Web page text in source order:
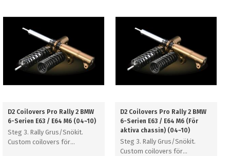
D2 Coilovers Pro Rally 2 BMW
6-Serien E63 / E64 M6 (04~10)
Steg 3. Rally Grus/Snökit.
Custom coilovers för
D2 Coilovers Pro Rally 2 BMW
6-Serien E63 / E64 M6 (För
aktiva chassin) (04~10)
Steg 3. Rally Grus/Snökit.
Custom coilovers för